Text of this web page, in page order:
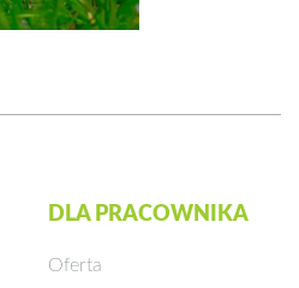
DLA PRACOWNIKA
Oferta